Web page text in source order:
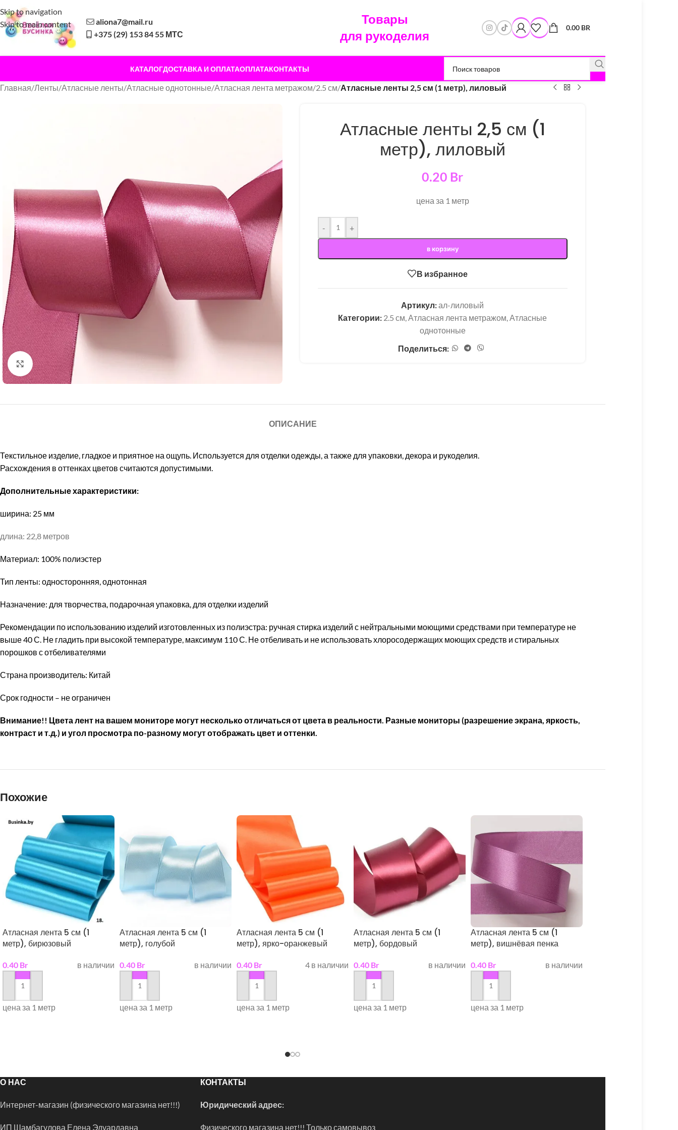
Skip to navigation
Skip to main content
aliona7@mail.ru
+375 (29) 153 84 55 МТС
Товары
для рукоделия
0.00 BR
КАТАЛОГДОСТАВКА И ОПЛАТАОПЛАТАКОНТАКТЫ
Главная/Ленты/Атласные ленты/Атласные однотонные/Атласная лента метражом/2.5 см/Атласные ленты 2,5 см (1 метр), лиловый
Нажмите, чтобы увеличить
Атласные ленты 2,5 см (1
метр), лиловый
0.20 Br
цена за 1 метр
- +
в корзину
В избранное
Артикул:ал-лиловый
Категории: 2.5 см,Атласная лента метражом,Атласные
однотонные
Поделиться:
ОПИСАНИЕ
Текстильное изделие, гладкое и приятное на ощупь. Используется для отделки одежды, а также для упаковки, декора и рукоделия.
Расхождения в оттенках цветов считаются допустимыми.
Дополнительные характеристики:
ширина: 25 мм
длина: 22,8 метров
Материал: 100% полиэстер
Тип ленты: односторонняя, однотонная
Назначение: для творчества, подарочная упаковка, для отделки изделий
Рекомендации по использованию изделий изготовленных из полиэстра: ручная стирка изделий с нейтральными моющими средствами при температуре не
выше 40 С. Не гладить при высокой температуре, максимум 110 С. Не отбеливать и не использовать хлоросодержащих моющих средств и стиральных
порошков с отбеливателями
Страна производитель: Китай
Срок годности – не ограничен
Внимание!! Цвета лент на вашем мониторе могут несколько отличаться от цвета в реальности. Разные мониторы (разрешение экрана, яркость,
контраст и т.д.) и угол просмотра по-разному могут отображать цвет и оттенки.
Похожие
Атласная лента 5 см (1
метр), бирюзовый
0.40 Br в наличии
в корзину
цена за 1 метр
Атласная лента 5 см (1
метр), голубой
0.40 Br в наличии
в корзину
цена за 1 метр
Атласная лента 5 см (1
метр), ярко-оранжевый
0.40 Br 4 в наличии
в корзину
цена за 1 метр
Атласная лента 5 см (1
метр), бордовый
0.40 Br в наличии
в корзину
цена за 1 метр
Атласная лента 5 см (1
метр), вишнёвая пенка
0.40 Br в наличии
в корзину
цена за 1 метр
О НАС
Интернет-магазин (физического магазина нет!!!)
ИП Шамбагулова Елена Эдуардавна
КОНТАКТЫ
Юридический адрес:
Физического магазина нет!!! Только самовывоз